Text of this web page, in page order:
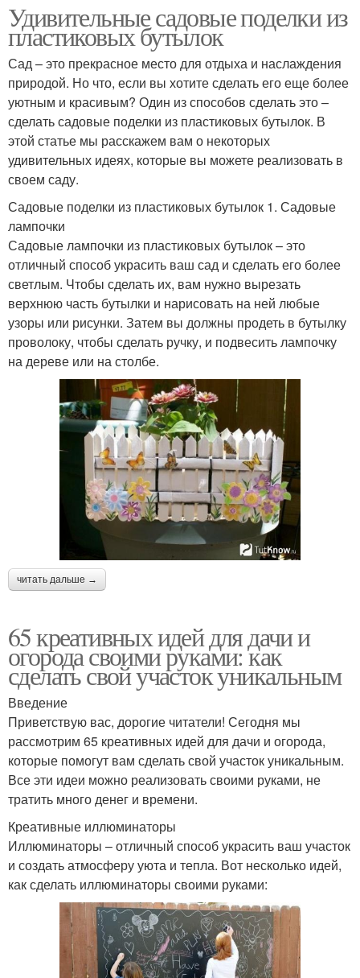
Удивительные садовые поделки из
пластиковых бутылок
Сад – это прекрасное место для отдыха и наслаждения
природой. Но что, если вы хотите сделать его еще более
уютным и красивым? Один из способов сделать это –
сделать садовые поделки из пластиковых бутылок. В
этой статье мы расскажем вам о некоторых
удивительных идеях, которые вы можете реализовать в
своем саду.
Садовые поделки из пластиковых бутылок 1. Садовые
лампочки
Садовые лампочки из пластиковых бутылок – это
отличный способ украсить ваш сад и сделать его более
светлым. Чтобы сделать их, вам нужно вырезать
верхнюю часть бутылки и нарисовать на ней любые
узоры или рисунки. Затем вы должны продеть в бутылку
проволоку, чтобы сделать ручку, и подвесить лампочку
на дереве или на столбе.
читать дальше →
65 креативных идей для дачи и
огорода своими руками: как
сделать свой участок уникальным
Введение
Приветствую вас, дорогие читатели! Сегодня мы
рассмотрим 65 креативных идей для дачи и огорода,
которые помогут вам сделать свой участок уникальным.
Все эти идеи можно реализовать своими руками, не
тратить много денег и времени.
Креативные иллюминаторы
Иллюминаторы – отличный способ украсить ваш участок
и создать атмосферу уюта и тепла. Вот несколько идей,
как сделать иллюминаторы своими руками: